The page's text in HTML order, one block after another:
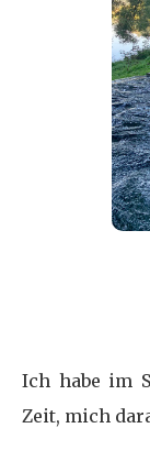
Ich habe im
Zeit, mich